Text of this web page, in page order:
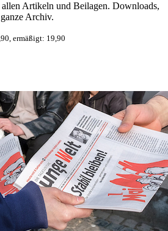
Artikeln und Beilagen. Downloads,
Archiv.
ermäßigt: 19,90